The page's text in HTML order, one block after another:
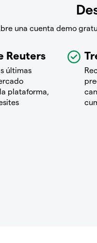
una cuenta demo
Reuters
últimas
plataforma,